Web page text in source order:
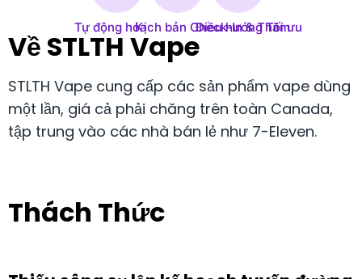
Tự động hóaKịch bản Check-In & Thăm
Điều hướng Tối ưu
Về STLTH Vape
STLTH Vape cung cấp các sản phẩm vape dùng
một lần, giá cả phải chăng trên toàn Canada,
tập trung vào các nhà bán lẻ như 7-Eleven.
Thách Thức